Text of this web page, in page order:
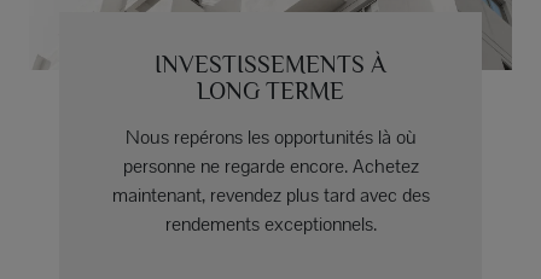
INVESTISSEMENTS À
LONG TERME
Nous repérons les opportunités là où
personne ne regarde encore. Achetez
maintenant, revendez plus tard avec des
rendements exceptionnels.